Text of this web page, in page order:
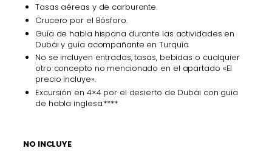
Tasas aéreas y de carburante.
Crucero por el Bósforo.
Guía de habla hispana durante las actividades en
Dubái y guía acompañante en Turquía.
No se incluyen entradas, tasas, bebidas o cualquier
otro concepto no mencionado en el apartado «El
precio incluye».
Excursión en 4×4 por el desierto de Dubái con guía
de habla inglesa.****
NO INCLUYE